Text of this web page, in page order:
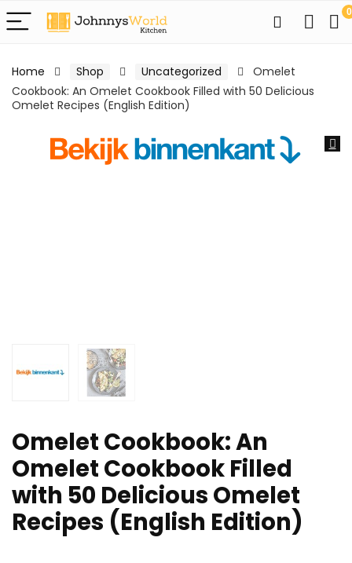
0
Home Shop Uncategorized
Omelet
Cookbook: An Omelet Cookbook Filled with 50 Delicious
Omelet Recipes (English Edition)
Omelet Cookbook: An
Omelet Cookbook Filled
with 50 Delicious Omelet
Recipes (English Edition)